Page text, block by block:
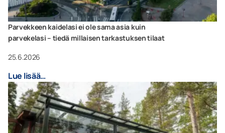
Parvekkeen kaidelasi ei ole sama asia kuin
parvekelasi – tiedä millaisen tarkastuksen tilaat
25.6.2026
Lue lisää…